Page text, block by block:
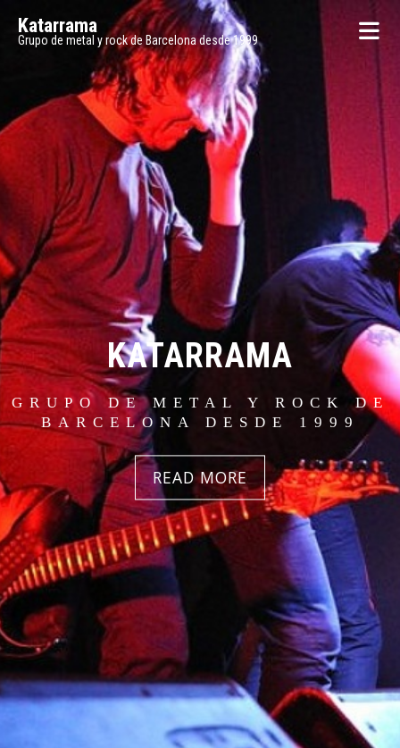
Katarrama
Grupo de metal y rock de Barcelona desde 1999
KATARRAMA
GRUPO DE METAL Y ROCK DE
BARCELONA DESDE 1999
READ MORE